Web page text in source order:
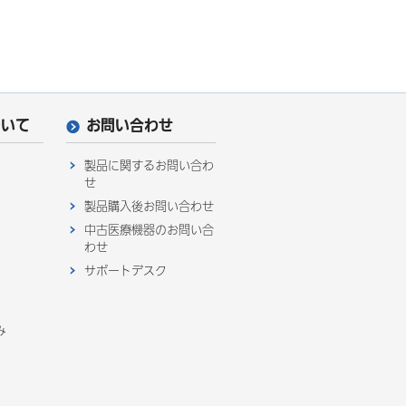
て お問い合わせ
製品に関するお問い合わ
せ
製品購入後お問い合わせ
中古医療機器のお問い合
わせ
サポートデスク